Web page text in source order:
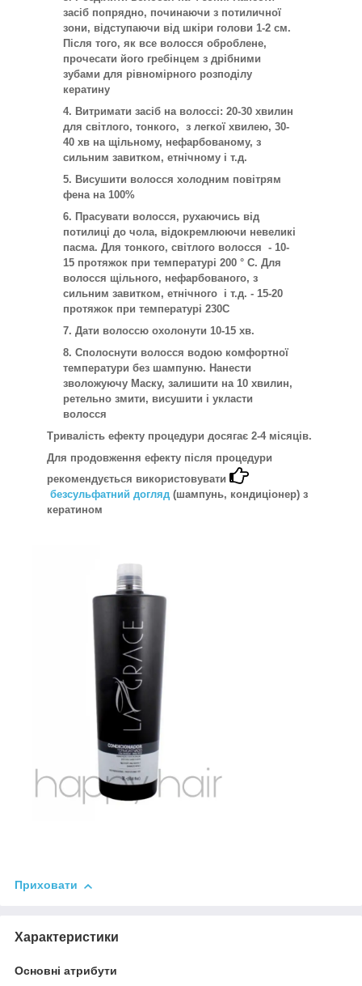
засіб попрядно, починаючи з потиличної
зони, відступаючи від шкіри голови 1-2 см.
Після того, як все волосся оброблене,
прочесати його гребінцем з дрібними
зубами для рівномірного розподілу
кератину
Витримати засіб на волоссі: 20-30 хвилин
для світлого, тонкого, з легкої хвилею, 30-
40 хв на щільному, нефарбованому, з
сильним завитком, етнічному і т.д.
Висушити волосся холодним повітрям
фена на 100%
Прасувати волосся, рухаючись від
потилиці до чола, відокремлюючи невеликі
пасма. Для тонкого, світлого волосся - 10-
15 протяжок при температурі 200 ° С. Для
волосся щільного, нефарбованого, з
сильним завитком, етнічного і т.д. - 15-20
протяжок при температурі 230С
Дати волоссю охолонути 10-15 хв.
Сполоснути волосся водою комфортної
температури без шампуню. Нанести
зволожуючу Maску, залишити на 10 хвилин,
ретельно змити, висушити і укласти
волосся
Тривалість ефекту процедури досягає 2-4 місяців.
Для продовження ефекту після процедури
рекомендується використовувати
безсульфатний догляд (шампунь, кондиціонер) з
кератином
Приховати
Характеристики
Основні атрибути